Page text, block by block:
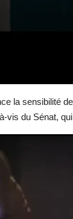
la sensibilité
vis du Sénat,